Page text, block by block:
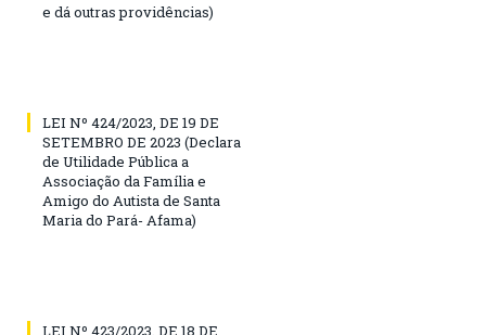
e dá outras providências)
LEI Nº 424/2023, DE 19 DE
SETEMBRO DE 2023 (Declara
de Utilidade Pública a
Associação da Família e
Amigo do Autista de Santa
Maria do Pará- Afama)
LEI Nº 423/2023, DE 18 DE